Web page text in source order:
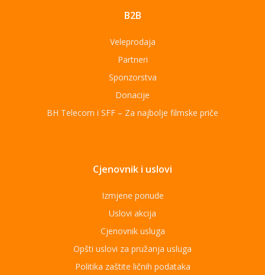
B2B
Veleprodaja
Partneri
Sponzorstva
Donacije
BH Telecom i SFF – Za najbolje filmske priče
Cjenovnik i uslovi
Izmjene ponude
Uslovi akcija
Cjenovnik usluga
Opšti uslovi za pružanja usluga
Politika zaštite ličnih podataka